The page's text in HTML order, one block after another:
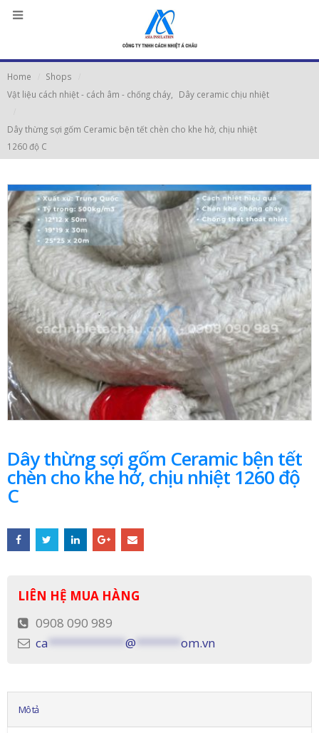
Home
Shops
Vật liệu cách nhiệt - cách âm - chống cháy
Dây ceramic chịu nhiệt
Dây thừng sợi gốm Ceramic bện tết chèn cho khe hở, chịu nhiệt
1260 độ C
Dây thừng sợi gốm Ceramic bện tết
chèn cho khe hở, chịu nhiệt 1260 độ
C
LIÊN HỆ MUA HÀNG
0908 090 989
ca
@ om.vn
Mô tả